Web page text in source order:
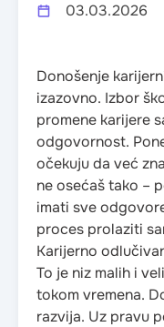
03.03.2026
Donošenje
izazovno. Izbor
promene karijere
odgovornost.
očekuju da već
ne osećaš tako –
imati sve
proces prolaziti
Karijerno
To je niz malih i
tokom vremena.
razvija. Uz pravu